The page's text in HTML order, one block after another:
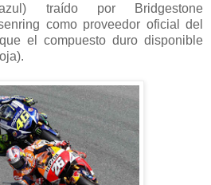
traído por Bridgestone
como proveedor oficial del
el compuesto duro disponible